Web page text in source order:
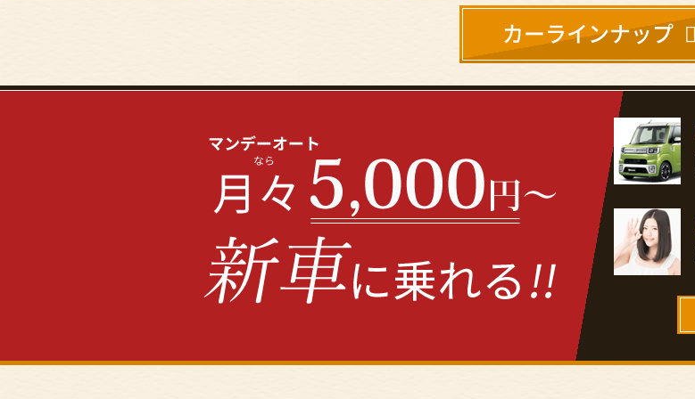
カーラインナップ